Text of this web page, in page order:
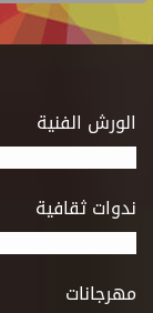
الورش الفنية
ندوات ثقافية
مهرجانات